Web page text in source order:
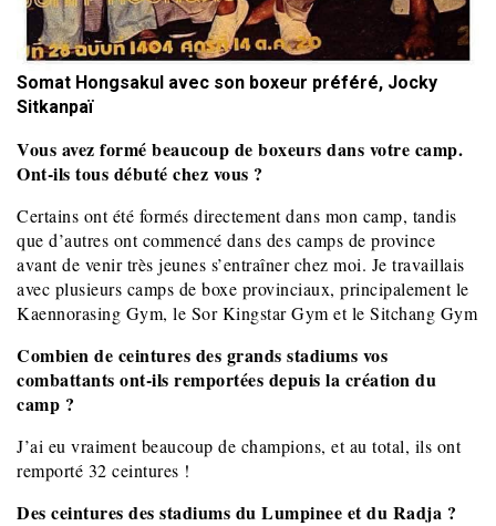
Somat Hongsakul avec son boxeur préféré, Jocky
Sitkanpaï
Vous avez formé beaucoup de boxeurs dans votre camp.
Ont-ils tous débuté chez vous ?
Certains ont été formés directement dans mon camp, tandis
que d’autres ont commencé dans des camps de province
avant de venir très jeunes s’entraîner chez moi. Je travaillais
avec plusieurs camps de boxe provinciaux, principalement le
Kaennorasing Gym, le Sor Kingstar Gym et le Sitchang Gym
Combien de ceintures des grands stadiums vos
combattants ont-ils remportées depuis la création du
camp ?
J’ai eu vraiment beaucoup de champions, et au total, ils ont
remporté 32 ceintures !
Des ceintures des stadiums du Lumpinee et du Radja ?